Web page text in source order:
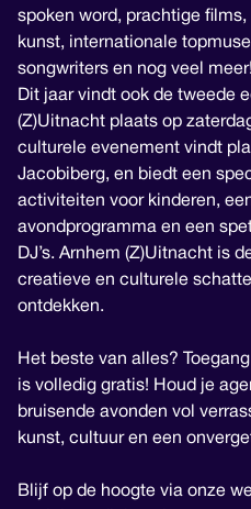
spoken word, prachtige
kunst, internationale
songwriters en nog veel meer!
Dit jaar vindt ook de tweede
(Z)Uitnacht plaats op
culturele evenement vindt
Jacobiberg, en biedt een
activiteiten voor kinderen,
avondprogramma en een
DJ’s. Arnhem (Z)Uitnacht is
creatieve en culturele
ontdekken.
Het beste van alles?
is volledig gratis! Houd je
bruisende avonden vol
kunst, cultuur en een
Blijf op de hoogte via onze